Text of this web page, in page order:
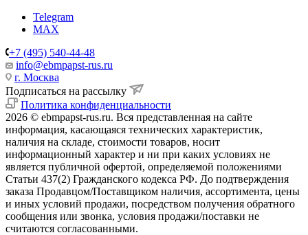
Telegram
MAX
+7 (495) 540-44-48
info@ebmpapst-rus.ru
г. Москва
Подписаться на рассылку
Политика конфиденциальности
2026 © ebmpapst-rus.ru. Вся представленная на сайте
информация, касающаяся технических характеристик,
наличия на складе, стоимости товаров, носит
информационный характер и ни при каких условиях не
является публичной офертой, определяемой положениями
Статьи 437(2) Гражданского кодекса РФ. До подтверждения
заказа Продавцом/Поставщиком наличия, ассортимента, цены
и иных условий продажи, посредством получения обратного
сообщения или звонка, условия продажи/поставки не
считаются согласованными.